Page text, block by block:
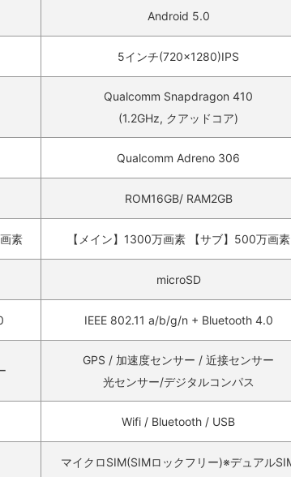
Android 5.0
5インチ(720×1280)IPS
Qualcomm Snapdragon 410
(1.2GHz, クアッドコア)
Qualcomm Adreno 306
ROM16GB/ RAM2GB
素 【メイン】1300万画素 【サブ】500万画素
microSD
IEEE 802.11 a/b/g/n + Bluetooth 4.0
GPS / 加速度センサー / 近接センサー
光センサー/デジタルコンパス
Wifi / Bluetooth / USB
マイクロSIM(SIMロックフリー)※デュアル